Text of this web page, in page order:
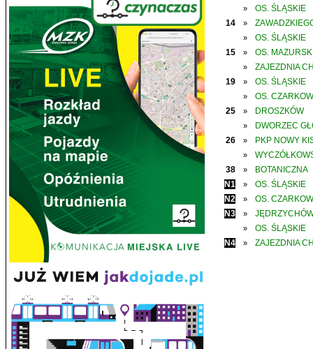
»
OS. ŚLĄSKIE
14
»
»
OS. ŚLĄSKIE
15
» OS.
»
ZAJEZDNIA
19
» OS. ŚLĄSKIE
»
OS.
25
» DROSZKÓW
»
DWORZEC
26
» PKP NOWY
»
38
»
BOTANICZNA
N1
»
OS. ŚLĄSKIE
N2
»
OS.
N3
»
»
OS. ŚLĄSKIE
N4
» ZAJEZDNIA